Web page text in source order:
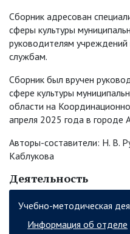
Деятельность
Учебно-методическая
Информация об отделе
Сборник адресован
сферы культуры
руководителям
службам.
Сборник был вручен
сфере культуры
области на
апреля 2025 года в городе
Авторы-составители: Н. В.
Каблукова